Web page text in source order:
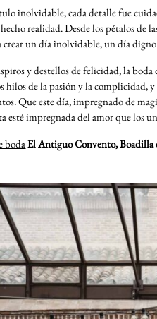
inolvidable, cada detalle fue
hecho realidad. Desde los pétalos
crear un día inolvidable, un día
y destellos de felicidad, la
hilos de la pasión y la complicidad,
Que este día, impregnado de
esté impregnada del amor que los
boda El Antiguo Convento,